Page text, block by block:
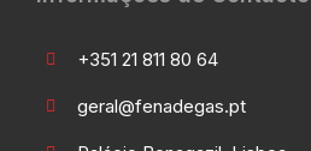
+351 21 811 80 64
geral@fenadegas.pt